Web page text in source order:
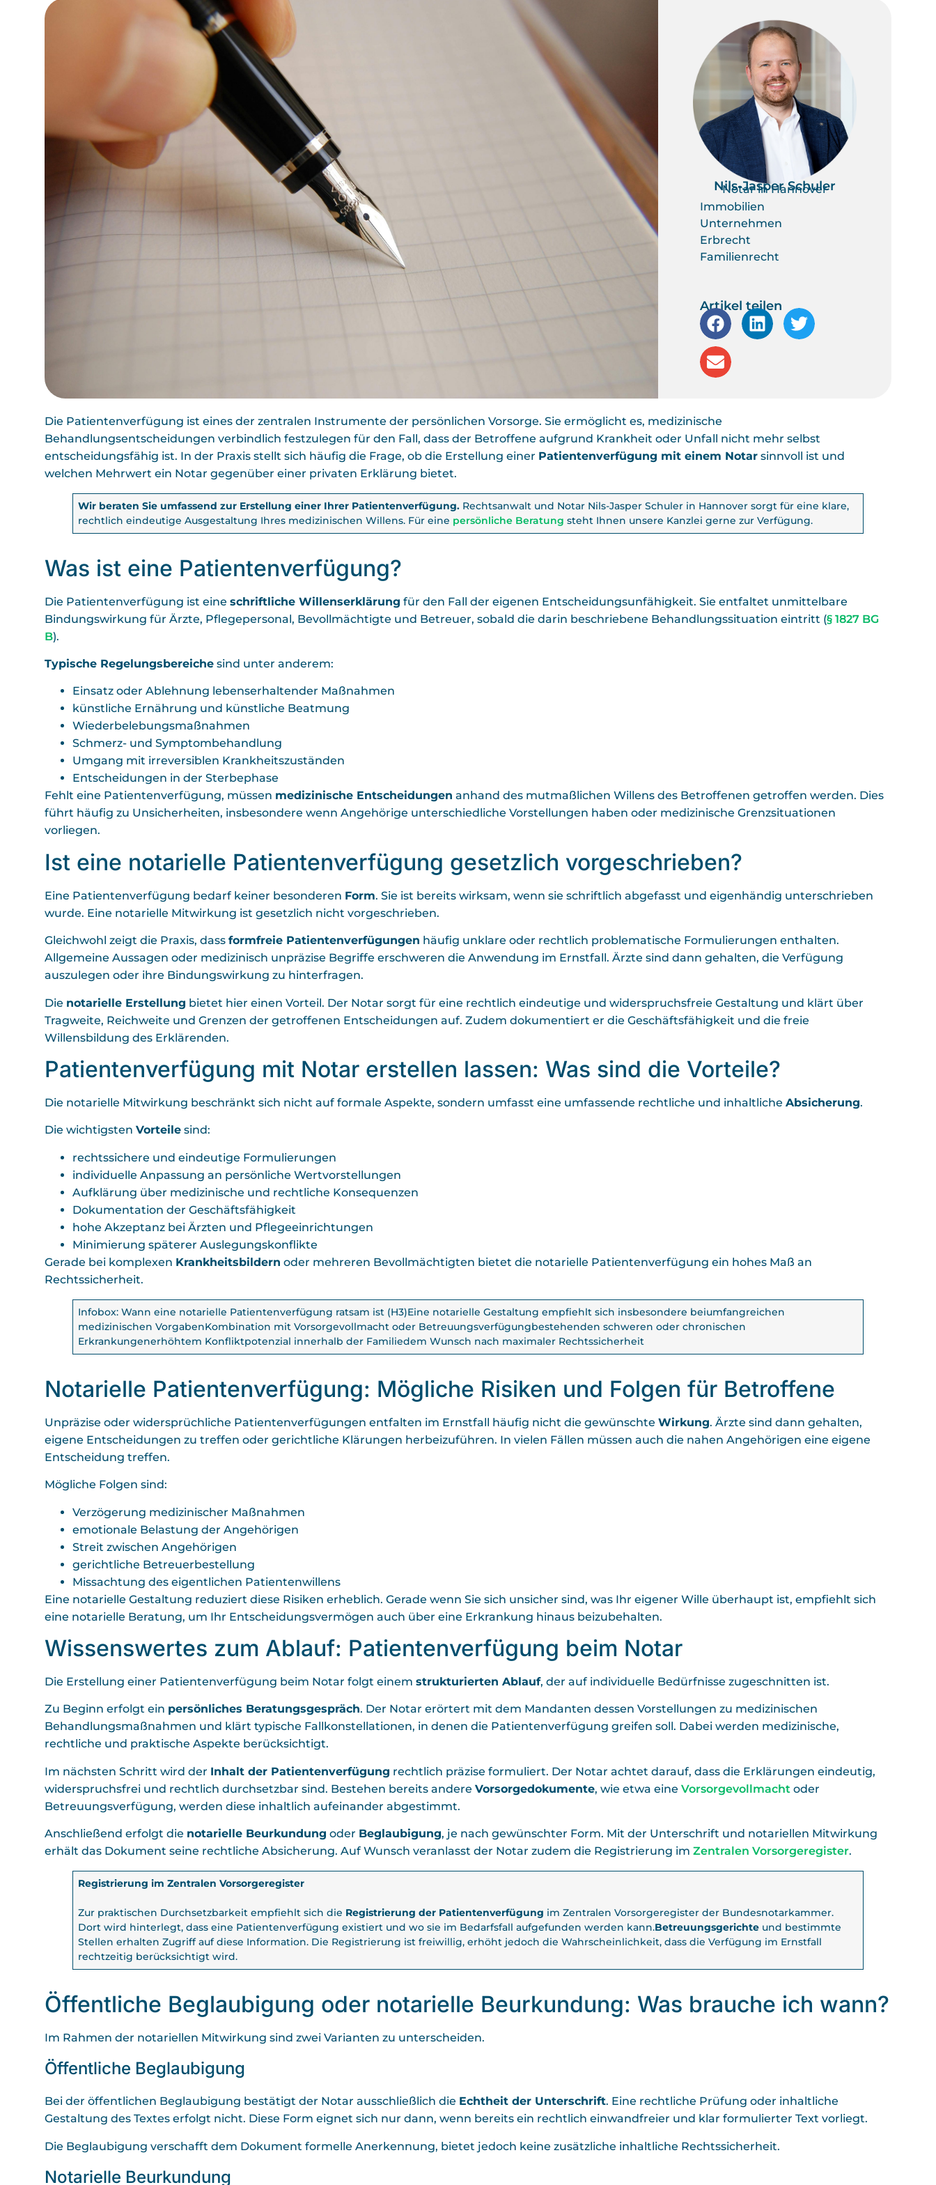
Nils-Jasper Schuler
Notar in Hannover
Immobilien
Unternehmen
Erbrecht
Familienrecht
Artikel teilen
Die Patientenverfügung ist eines der zentralen Instrumente der persönlichen Vorsorge. Sie ermöglicht es, medizinische
Behandlungsentscheidungen verbindlich festzulegen für den Fall, dass der Betroffene aufgrund Krankheit oder Unfall nicht mehr selbst
entscheidungsfähig ist. In der Praxis stellt sich häufig die Frage, ob die Erstellung einer Patientenverfügung mit einem Notar sinnvoll ist und
welchen Mehrwert ein Notar gegenüber einer privaten Erklärung bietet.
Wir beraten Sie umfassend zur Erstellung einer Ihrer Patientenverfügung. Rechtsanwalt und Notar Nils-Jasper Schuler in Hannover sorgt für eine klare,
rechtlich eindeutige Ausgestaltung Ihres medizinischen Willens. Für eine persönliche Beratung steht Ihnen unsere Kanzlei gerne zur Verfügung.
Was ist eine Patientenverfügung?
Die Patientenverfügung ist eine schriftliche Willenserklärung für den Fall der eigenen Entscheidungsunfähigkeit. Sie entfaltet unmittelbare
Bindungswirkung für Ärzte, Pflegepersonal, Bevollmächtigte und Betreuer, sobald die darin beschriebene Behandlungssituation eintritt (§ 1827 BG
B).
Typische Regelungsbereiche sind unter anderem:
Einsatz oder Ablehnung lebenserhaltender Maßnahmen
künstliche Ernährung und künstliche Beatmung
Wiederbelebungsmaßnahmen
Schmerz- und Symptombehandlung
Umgang mit irreversiblen Krankheitszuständen
Entscheidungen in der Sterbephase
Fehlt eine Patientenverfügung, müssen medizinische Entscheidungen anhand des mutmaßlichen Willens des Betroffenen getroffen werden. Dies
führt häufig zu Unsicherheiten, insbesondere wenn Angehörige unterschiedliche Vorstellungen haben oder medizinische Grenzsituationen
vorliegen.
Ist eine notarielle Patientenverfügung gesetzlich vorgeschrieben?
Eine Patientenverfügung bedarf keiner besonderen Form. Sie ist bereits wirksam, wenn sie schriftlich abgefasst und eigenhändig unterschrieben
wurde. Eine notarielle Mitwirkung ist gesetzlich nicht vorgeschrieben.
Gleichwohl zeigt die Praxis, dass formfreie Patientenverfügungen häufig unklare oder rechtlich problematische Formulierungen enthalten.
Allgemeine Aussagen oder medizinisch unpräzise Begriffe erschweren die Anwendung im Ernstfall. Ärzte sind dann gehalten, die Verfügung
auszulegen oder ihre Bindungswirkung zu hinterfragen.
Die notarielle Erstellung bietet hier einen Vorteil. Der Notar sorgt für eine rechtlich eindeutige und widerspruchsfreie Gestaltung und klärt über
Tragweite, Reichweite und Grenzen der getroffenen Entscheidungen auf. Zudem dokumentiert er die Geschäftsfähigkeit und die freie
Willensbildung des Erklärenden.
Patientenverfügung mit Notar erstellen lassen: Was sind die Vorteile?
Die notarielle Mitwirkung beschränkt sich nicht auf formale Aspekte, sondern umfasst eine umfassende rechtliche und inhaltliche Absicherung.
Die wichtigsten Vorteile sind:
rechtssichere und eindeutige Formulierungen
individuelle Anpassung an persönliche Wertvorstellungen
Aufklärung über medizinische und rechtliche Konsequenzen
Dokumentation der Geschäftsfähigkeit
hohe Akzeptanz bei Ärzten und Pflegeeinrichtungen
Minimierung späterer Auslegungskonflikte
Gerade bei komplexen Krankheitsbildern oder mehreren Bevollmächtigten bietet die notarielle Patientenverfügung ein hohes Maß an
Rechtssicherheit.
Infobox: Wann eine notarielle Patientenverfügung ratsam ist (H3)Eine notarielle Gestaltung empfiehlt sich insbesondere beiumfangreichen
medizinischen VorgabenKombination mit Vorsorgevollmacht oder Betreuungsverfügungbestehenden schweren oder chronischen
Erkrankungenerhöhtem Konfliktpotenzial innerhalb der Familiedem Wunsch nach maximaler Rechtssicherheit
Notarielle Patientenverfügung: Mögliche Risiken und Folgen für Betroffene
Unpräzise oder widersprüchliche Patientenverfügungen entfalten im Ernstfall häufig nicht die gewünschte Wirkung. Ärzte sind dann gehalten,
eigene Entscheidungen zu treffen oder gerichtliche Klärungen herbeizuführen. In vielen Fällen müssen auch die nahen Angehörigen eine eigene
Entscheidung treffen.
Mögliche Folgen sind:
Verzögerung medizinischer Maßnahmen
emotionale Belastung der Angehörigen
Streit zwischen Angehörigen
gerichtliche Betreuerbestellung
Missachtung des eigentlichen Patientenwillens
Eine notarielle Gestaltung reduziert diese Risiken erheblich. Gerade wenn Sie sich unsicher sind, was Ihr eigener Wille überhaupt ist, empfiehlt sich
eine notarielle Beratung, um Ihr Entscheidungsvermögen auch über eine Erkrankung hinaus beizubehalten.
Wissenswertes zum Ablauf: Patientenverfügung beim Notar
Die Erstellung einer Patientenverfügung beim Notar folgt einem strukturierten Ablauf, der auf individuelle Bedürfnisse zugeschnitten ist.
Zu Beginn erfolgt ein persönliches Beratungsgespräch. Der Notar erörtert mit dem Mandanten dessen Vorstellungen zu medizinischen
Behandlungsmaßnahmen und klärt typische Fallkonstellationen, in denen die Patientenverfügung greifen soll. Dabei werden medizinische,
rechtliche und praktische Aspekte berücksichtigt.
Im nächsten Schritt wird der Inhalt der Patientenverfügung rechtlich präzise formuliert. Der Notar achtet darauf, dass die Erklärungen eindeutig,
widerspruchsfrei und rechtlich durchsetzbar sind. Bestehen bereits andere Vorsorgedokumente, wie etwa eine Vorsorgevollmacht oder
Betreuungsverfügung, werden diese inhaltlich aufeinander abgestimmt.
Anschließend erfolgt die notarielle Beurkundung oder Beglaubigung, je nach gewünschter Form. Mit der Unterschrift und notariellen Mitwirkung
erhält das Dokument seine rechtliche Absicherung. Auf Wunsch veranlasst der Notar zudem die Registrierung im Zentralen Vorsorgeregister.
Registrierung im Zentralen Vorsorgeregister
Zur praktischen Durchsetzbarkeit empfiehlt sich die Registrierung der Patientenverfügung im Zentralen Vorsorgeregister der Bundesnotarkammer.
Dort wird hinterlegt, dass eine Patientenverfügung existiert und wo sie im Bedarfsfall aufgefunden werden kann.Betreuungsgerichte und bestimmte
Stellen erhalten Zugriff auf diese Information. Die Registrierung ist freiwillig, erhöht jedoch die Wahrscheinlichkeit, dass die Verfügung im Ernstfall
rechtzeitig berücksichtigt wird.
Öffentliche Beglaubigung oder notarielle Beurkundung: Was brauche ich wann?
Im Rahmen der notariellen Mitwirkung sind zwei Varianten zu unterscheiden.
Öffentliche Beglaubigung
Bei der öffentlichen Beglaubigung bestätigt der Notar ausschließlich die Echtheit der Unterschrift. Eine rechtliche Prüfung oder inhaltliche
Gestaltung des Textes erfolgt nicht. Diese Form eignet sich nur dann, wenn bereits ein rechtlich einwandfreier und klar formulierter Text vorliegt.
Die Beglaubigung verschafft dem Dokument formelle Anerkennung, bietet jedoch keine zusätzliche inhaltliche Rechtssicherheit.
Notarielle Beurkundung